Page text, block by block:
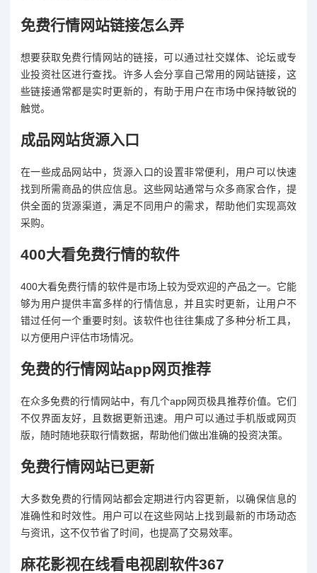
免费行情网站链接怎么弄
想要获取免费行情网站的链接，可以通过社交媒体、论坛或专
业投资社区进行查找。许多人会分享自己常用的网站链接，这
些链接通常都是实时更新的，有助于用户在市场中保持敏锐的
触觉。
成品网站货源入口
在一些成品网站中，货源入口的设置非常便利，用户可以快速
找到所需商品的供应信息。这些网站通常与众多商家合作，提
供全面的货源渠道，满足不同用户的需求，帮助他们实现高效
采购。
400大看免费行情的软件
400大看免费行情的软件是市场上较为受欢迎的产品之一。它能
够为用户提供丰富多样的行情信息，并且实时更新，让用户不
错过任何一个重要时刻。该软件也往往集成了多种分析工具，
以方便用户评估市场情况。
免费的行情网站app网页推荐
在众多免费的行情网站中，有几个app网页极具推荐价值。它们
不仅界面友好，且数据更新迅速。用户可以通过手机版或网页
版，随时随地获取行情数据，帮助他们做出准确的投资决策。
免费行情网站已更新
大多数免费的行情网站都会定期进行内容更新，以确保信息的
准确性和时效性。用户可以在这些网站上找到最新的市场动态
与资讯，这不仅节省了时间，也提高了交易效率。
麻花影视在线看电视剧软件367